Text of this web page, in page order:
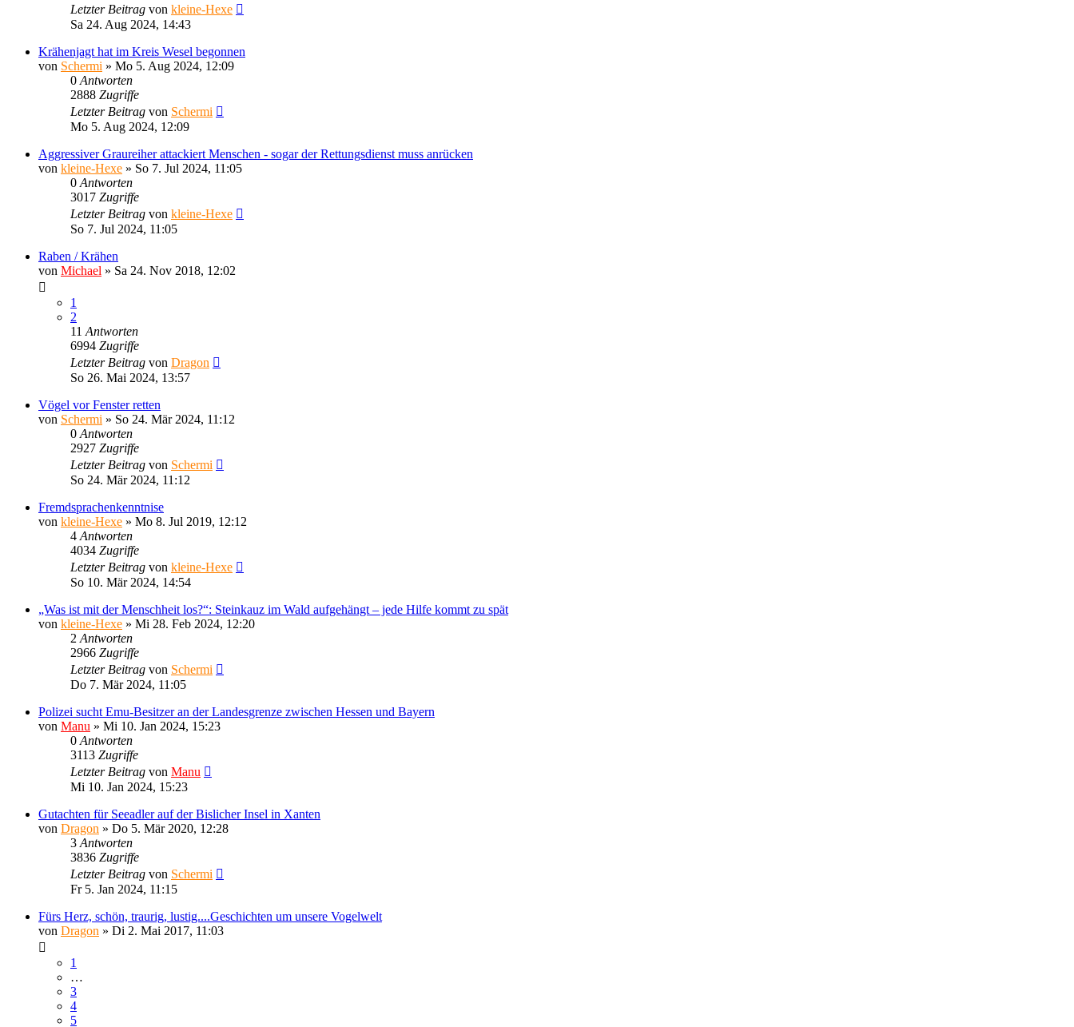
Letzter Beitrag von kleine-Hexe
Sa 24. Aug 2024, 14:43
Krähenjagt hat im Kreis Wesel begonnen
von Schermi » Mo 5. Aug 2024, 12:09
0 Antworten
2888 Zugriffe
Letzter Beitrag von Schermi
Mo 5. Aug 2024, 12:09
Aggressiver Graureiher attackiert Menschen - sogar der Rettungsdienst muss anrücken
von kleine-Hexe » So 7. Jul 2024, 11:05
0 Antworten
3017 Zugriffe
Letzter Beitrag von kleine-Hexe
So 7. Jul 2024, 11:05
Raben / Krähen
von Michael » Sa 24. Nov 2018, 12:02
1
2
11 Antworten
6994 Zugriffe
Letzter Beitrag von Dragon
So 26. Mai 2024, 13:57
Vögel vor Fenster retten
von Schermi » So 24. Mär 2024, 11:12
0 Antworten
2927 Zugriffe
Letzter Beitrag von Schermi
So 24. Mär 2024, 11:12
Fremdsprachenkenntnise
von kleine-Hexe » Mo 8. Jul 2019, 12:12
4 Antworten
4034 Zugriffe
Letzter Beitrag von kleine-Hexe
So 10. Mär 2024, 14:54
„Was ist mit der Menschheit los?“: Steinkauz im Wald aufgehängt – jede Hilfe kommt zu spät
von kleine-Hexe » Mi 28. Feb 2024, 12:20
2 Antworten
2966 Zugriffe
Letzter Beitrag von Schermi
Do 7. Mär 2024, 11:05
Polizei sucht Emu-Besitzer an der Landesgrenze zwischen Hessen und Bayern
von Manu » Mi 10. Jan 2024, 15:23
0 Antworten
3113 Zugriffe
Letzter Beitrag von Manu
Mi 10. Jan 2024, 15:23
Gutachten für Seeadler auf der Bislicher Insel in Xanten
von Dragon » Do 5. Mär 2020, 12:28
3 Antworten
3836 Zugriffe
Letzter Beitrag von Schermi
Fr 5. Jan 2024, 11:15
Fürs Herz, schön, traurig, lustig....Geschichten um unsere Vogelwelt
von Dragon » Di 2. Mai 2017, 11:03
1
…
3
4
5